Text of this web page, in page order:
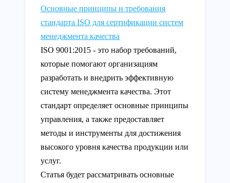
Основные принципы и требования
стандарта ISO для сертификации систем
менеджмента качества
ISO 9001:2015 - это набор требований,
которые помогают организациям
разработать и внедрить эффективную
систему менеджмента качества. Этот
стандарт определяет основные принципы
управления, а также предоставляет
методы и инструменты для достижения
высокого уровня качества продукции или
услуг.
Статья будет рассматривать основные